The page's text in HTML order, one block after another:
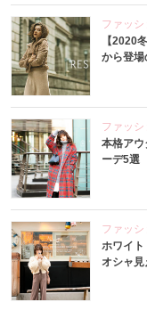
ファッシ
【2020
から登
ファッシ
本格アウ
ーデ5選
ファッシ
ホワイト
オシャ